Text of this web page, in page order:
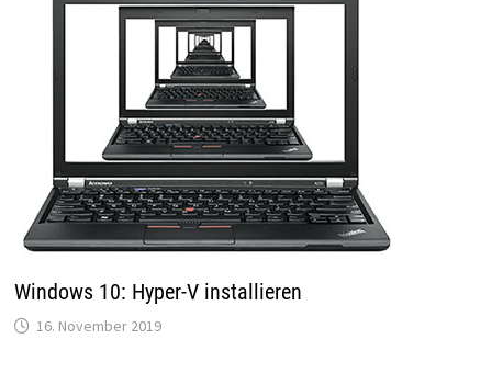
Windows 10: Hyper-V installieren
16. November 2019